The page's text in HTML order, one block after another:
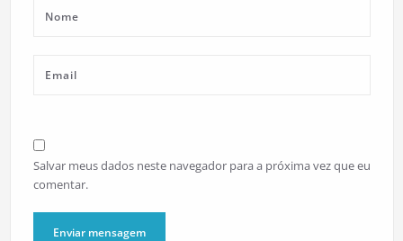
Salvar meus dados neste navegador para a próxima vez que eu
comentar.